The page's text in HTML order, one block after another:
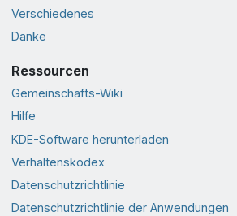
Verschiedenes
Danke
Ressourcen
Gemeinschafts-Wiki
Hilfe
KDE-Software herunterladen
Verhaltenskodex
Datenschutzrichtlinie
Datenschutzrichtlinie der Anwendungen